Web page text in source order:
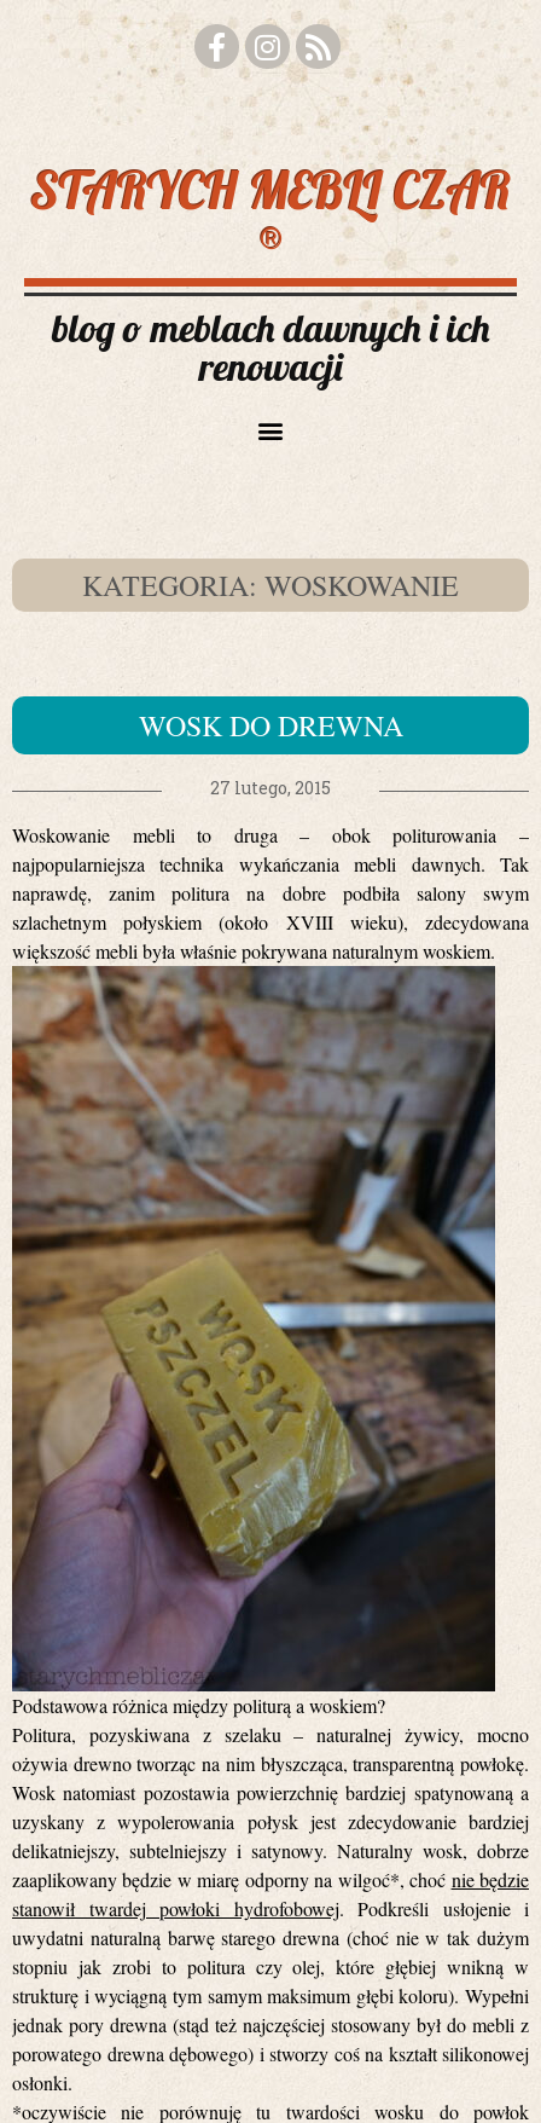
STARYCH MEBLI CZAR
®
blog o meblach dawnych i ich
renowacji
KATEGORIA: WOSKOWANIE
WOSK DO DREWNA
27 lutego, 2015
Woskowanie mebli to druga – obok politurowania –
najpopularniejsza technika wykańczania mebli dawnych. Tak
naprawdę, zanim politura na dobre podbiła salony swym
szlachetnym połyskiem (około XVIII wieku), zdecydowana
większość mebli była właśnie pokrywana naturalnym woskiem.
Podstawowa różnica między politurą a woskiem?
Politura, pozyskiwana z szelaku – naturalnej żywicy, mocno
ożywia drewno tworząc na nim błyszcząca, transparentną powłokę.
Wosk natomiast pozostawia powierzchnię bardziej spatynowaną a
uzyskany z wypolerowania połysk jest zdecydowanie bardziej
delikatniejszy, subtelniejszy i satynowy. Naturalny wosk, dobrze
zaaplikowany będzie w miarę odporny na wilgoć*, choć nie będzie
stanowił twardej powłoki hydrofobowej. Podkreśli usłojenie i
uwydatni naturalną barwę starego drewna (choć nie w tak dużym
stopniu jak zrobi to politura czy olej, które głębiej wnikną w
strukturę i wyciągną tym samym maksimum głębi koloru). Wypełni
jednak pory drewna (stąd też najczęściej stosowany był do mebli z
porowatego drewna dębowego) i stworzy coś na kształt silikonowej
osłonki.
*oczywiście nie porównuję tu twardości wosku do powłok